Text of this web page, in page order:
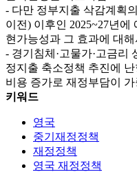
- 다만 정부지출 삭감계획
이전) 이후인 2025~27년
현가능성과 그 효과에 대
- 경기침체·고물가·고금리
정지출 축소정책 추진에
비용 증가로 재정부담이
키워드
영국
중기재정정책
재정정책
영국 재정정책